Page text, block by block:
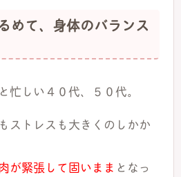
めて、身体のバランス
忙しい４０代、５０代。
ストレスも大きくのしかか
が緊張して固いまま となっ